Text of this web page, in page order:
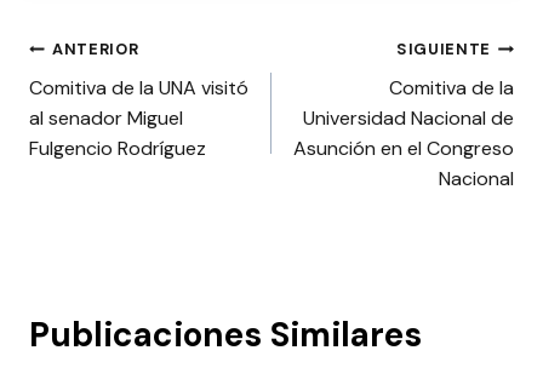
Navegación
de
entradas
ANTERIOR
Comitiva de la UNA visitó
al senador Miguel
Fulgencio Rodríguez
SIGUIENTE
Comitiva de la
Universidad Nacional de
Asunción en el Congreso
Nacional
Publicaciones Similares